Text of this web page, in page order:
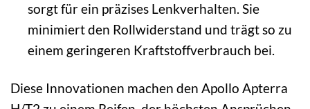
sorgt für ein präzises Lenkverhalten. Sie
minimiert den Rollwiderstand und trägt so zu
einem geringeren Kraftstoffverbrauch bei.
Diese Innovationen machen den Apollo Apterra